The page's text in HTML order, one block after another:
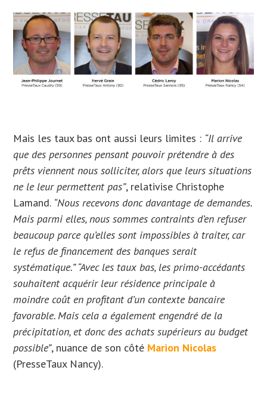
Mais les taux bas ont aussi leurs limites : “Il arrive
que des personnes pensant pouvoir prétendre à des
prêts viennent nous solliciter, alors que leurs situations
ne le leur permettent pas”, relativise Christophe
Lamand. “Nous recevons donc davantage de demandes.
Mais parmi elles, nous sommes contraints d’en refuser
beaucoup parce qu’elles sont impossibles à traiter, car
le refus de financement des banques serait
systématique.” “Avec les taux bas, les primo-accédants
souhaitent acquérir leur résidence principale à
moindre coût en profitant d’un contexte bancaire
favorable. Mais cela a également engendré de la
précipitation, et donc des achats supérieurs au budget
possible”, nuance de son côté Marion Nicolas
(PresseTaux Nancy).